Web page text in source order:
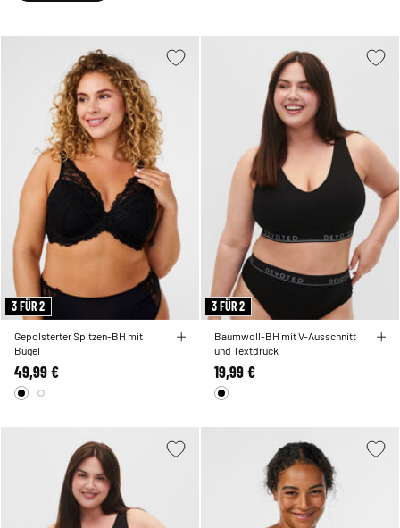
3 FÜR 2
Gepolsterter Spitzen-BH mit
Bügel
49,99 €
3 FÜR 2
Baumwoll-BH mit V-Ausschnitt
und Textdruck
19,99 €